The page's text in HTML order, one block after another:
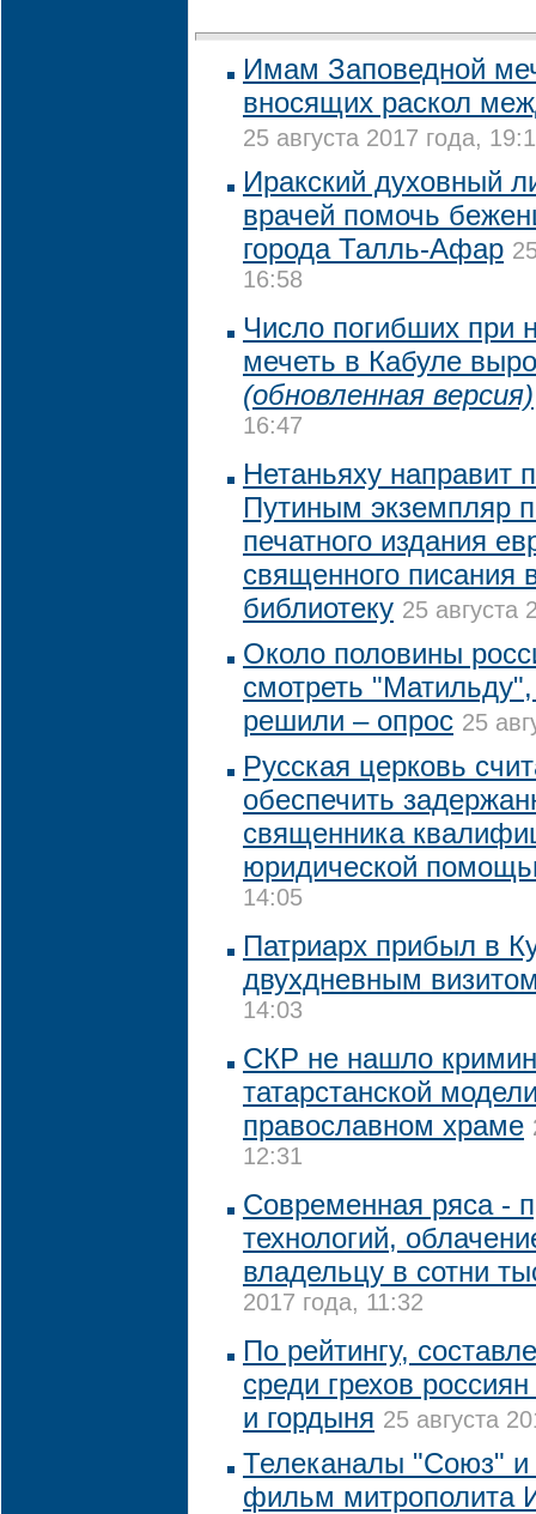
Имам Заповедной
вносящих раскол
25 августа 2017 года,
Иракский духовный
врачей помочь
города Талль-Афар
16:58
Число погибших при
мечеть в Кабуле
(обновленная версия)
16:47
Нетаньяху направит
Путиным экземпляр
печатного издания
священного писания
библиотеку 25 августа
Около половины
смотреть
решили – опрос 25
Русская церковь
обеспечить
священника
юридической
14:05
Патриарх прибыл в
двухдневным
14:03
СКР не нашло
татарстанской
православном храме
12:31
Современная ряса -
технологий,
владельцу в сотни
2017 года, 11:32
По рейтингу,
среди грехов
и гордыня 25 августа
Телеканалы "Союз" и
фильм митрополита